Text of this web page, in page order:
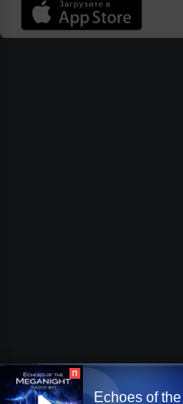
П
Echoes of